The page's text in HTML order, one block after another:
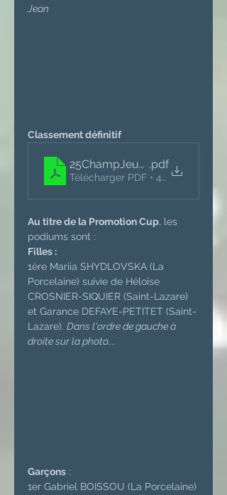
Jean
Classement définitif
.pdf
Télécharger PDF • 421KB
Au titre de la Promotion Cup, les
podiums sont :
Filles :
1ère Mariia SHYDLOVSKA (La
Porcelaine) suivie de Héloïse
CROSNIER-SIQUIER (Saint-Lazare)
et Garance DEFAYE-PETITET (Saint-
Lazare). Dans l'ordre de gauche à
droite sur la photo....
Garçons :
1er Gabriel BOISSOU (La Porcelaine)